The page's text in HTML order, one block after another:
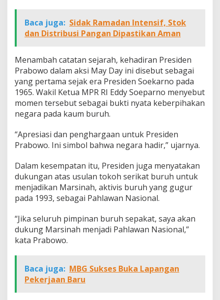
Baca juga: Sidak Ramadan Intensif, Stok
dan Distribusi Pangan Dipastikan Aman
Menambah catatan sejarah, kehadiran Presiden
Prabowo dalam aksi May Day ini disebut sebagai
yang pertama sejak era Presiden Soekarno pada
1965. Wakil Ketua MPR RI Eddy Soeparno menyebut
momen tersebut sebagai bukti nyata keberpihakan
negara pada kaum buruh.
“Apresiasi dan penghargaan untuk Presiden
Prabowo. Ini simbol bahwa negara hadir,” ujarnya.
Dalam kesempatan itu, Presiden juga menyatakan
dukungan atas usulan tokoh serikat buruh untuk
menjadikan Marsinah, aktivis buruh yang gugur
pada 1993, sebagai Pahlawan Nasional.
“Jika seluruh pimpinan buruh sepakat, saya akan
dukung Marsinah menjadi Pahlawan Nasional,”
kata Prabowo.
Baca juga: MBG Sukses Buka Lapangan
Pekerjaan Baru